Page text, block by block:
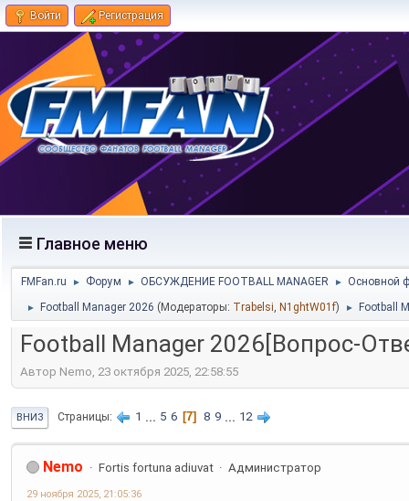
Войти Регистрация
Главное меню
FMFan.ru ► Форум ► ОБСУЖДЕНИЕ FOOTBALL MANAGER ► Основной
► Football Manager 2026 (Модераторы: Trabelsi, N1ghtW01f) ► Football
Football Manager 2026[Вопрос-
Автор Nemo, 23 октября 2025, 22:58:55
ВНИЗ Страницы 1 ... 5 6 7 8 9 ... 12
Nemo Fortis fortuna adiuvat Администратор
29 ноября 2025, 21:05:36